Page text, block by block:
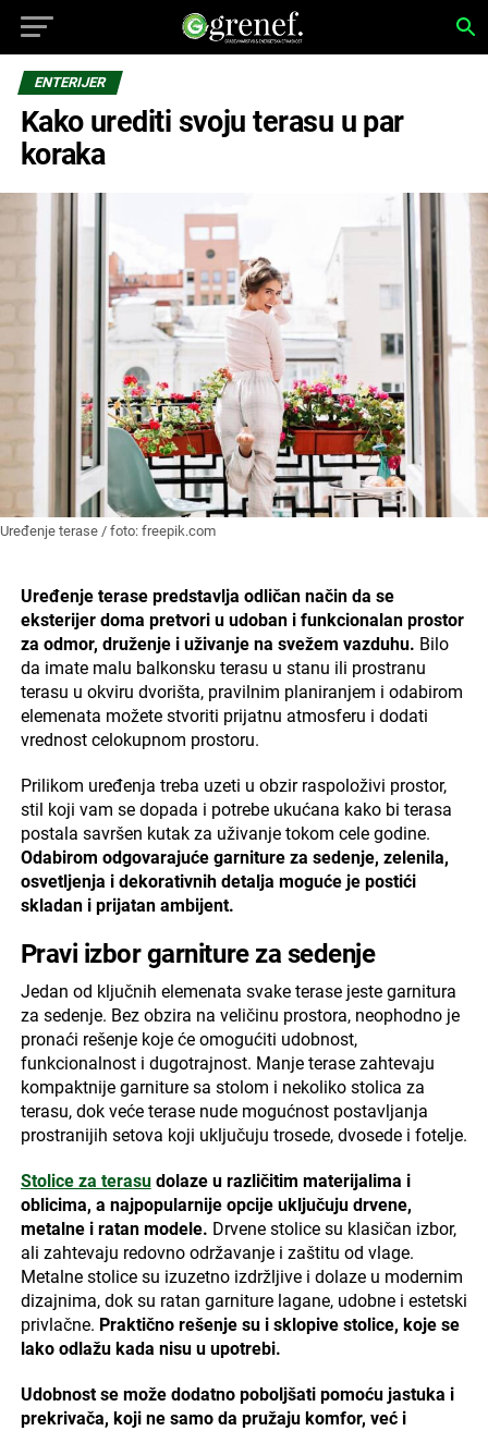
ENTERIJER
Kako urediti svoju terasu u par
koraka
Uređenje terase / foto: freepik.com
Uređenje terase predstavlja odličan način da se
eksterijer doma pretvori u udoban i funkcionalan prostor
za odmor, druženje i uživanje na svežem vazduhu. Bilo
da imate malu balkonsku terasu u stanu ili prostranu
terasu u okviru dvorišta, pravilnim planiranjem i odabirom
elemenata možete stvoriti prijatnu atmosferu i dodati
vrednost celokupnom prostoru.
Prilikom uređenja treba uzeti u obzir raspoloživi prostor,
stil koji vam se dopada i potrebe ukućana kako bi terasa
postala savršen kutak za uživanje tokom cele godine.
Odabirom odgovarajuće garniture za sedenje, zelenila,
osvetljenja i dekorativnih detalja moguće je postići
skladan i prijatan ambijent.
Pravi izbor garniture za sedenje
Jedan od ključnih elemenata svake terase jeste garnitura
za sedenje. Bez obzira na veličinu prostora, neophodno je
pronaći rešenje koje će omogućiti udobnost,
funkcionalnost i dugotrajnost. Manje terase zahtevaju
kompaktnije garniture sa stolom i nekoliko stolica za
terasu, dok veće terase nude mogućnost postavljanja
prostranijih setova koji uključuju trosede, dvosede i fotelje.
Stolice za terasudolaze u različitim materijalima i
oblicima, a najpopularnije opcije uključuju drvene,
metalne i ratan modele. Drvene stolice su klasičan izbor,
ali zahtevaju redovno održavanje i zaštitu od vlage.
Metalne stolice su izuzetno izdržljive i dolaze u modernim
dizajnima, dok su ratan garniture lagane, udobne i estetski
privlačne. Praktično rešenje su i sklopive stolice, koje se
lako odlažu kada nisu u upotrebi.
Udobnost se može dodatno poboljšati pomoću jastuka i
prekrivača, koji ne samo da pružaju komfor, već i